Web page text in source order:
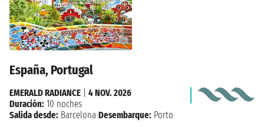
España, Portugal
EMERALD RADIANCE
4 NOV. 2026
Duración: 10 noches
Salida desde: Barcelona Desembarque: Porto